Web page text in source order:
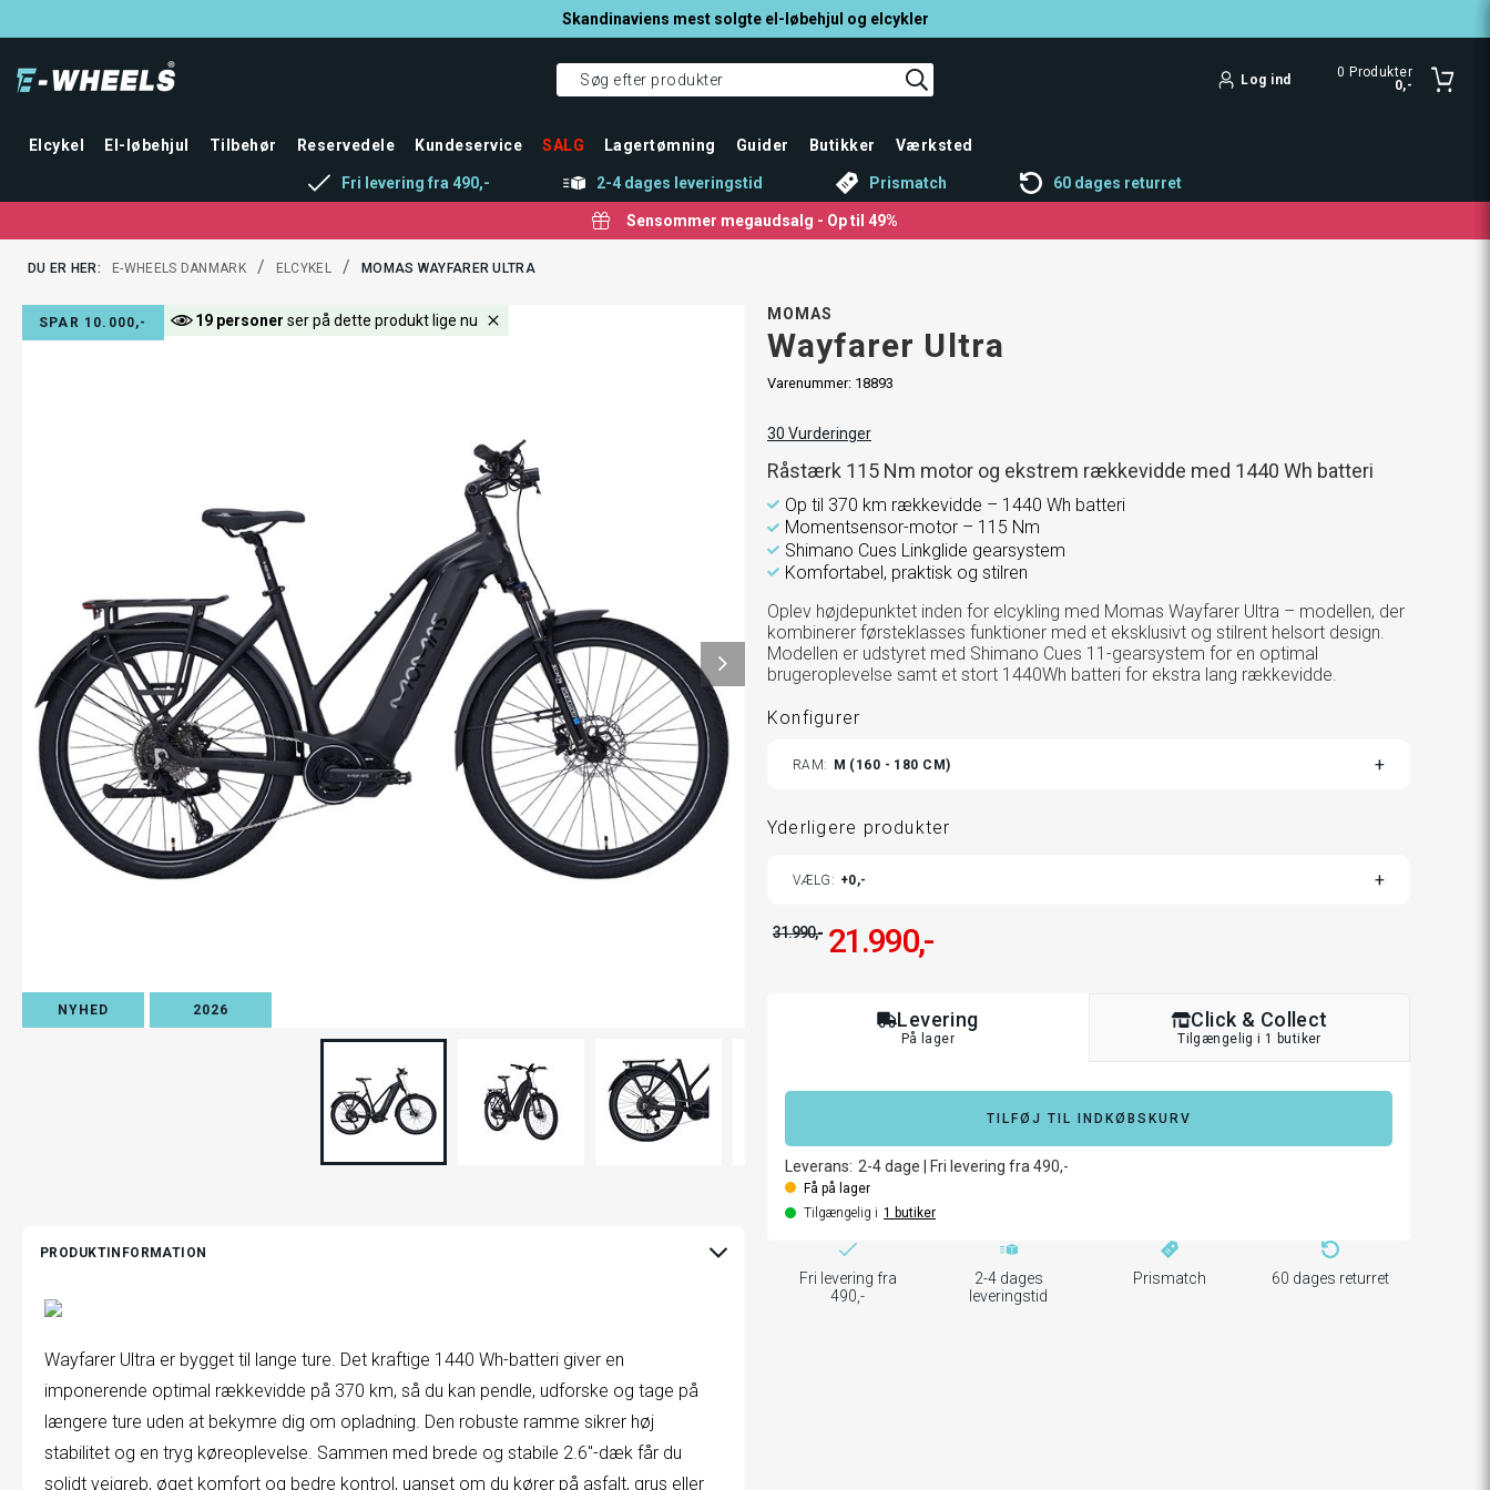
Skandinaviens mest solgte el-løbehjul og elcykler
Log ind 0 Produkter
0,-
Elcykel El-løbehjul Tilbehør Reservedele Kundeservice SALG Lagertømning Guider Butikker Værksted
Fri levering fra 490,- 2-4 dages leveringstid Prismatch 60 dages returret
Sensommer megaudsalg - Op til 49%
DU ER HER: E-WHEELS DANMARK / ELCYKEL / MOMAS WAYFARER ULTRA
SPAR 10.000,- 19 personer ser på dette produkt lige nu
NYHED 2026
PRODUKTINFORMATION
Wayfarer Ultra er bygget til lange ture. Det kraftige 1440 Wh-batteri giver en
imponerende optimal rækkevidde på 370 km, så du kan pendle, udforske og tage på
længere ture uden at bekymre dig om opladning. Den robuste ramme sikrer høj
stabilitet og en tryg køreoplevelse. Sammen med brede og stabile 2.6"-dæk får du
solidt vejgreb, øget komfort og bedre kontrol, uanset om du kører på asfalt, grus eller
MOMAS
Wayfarer Ultra
Varenummer: 18893
30 Vurderinger
Råstærk 115 Nm motor og ekstrem rækkevidde med 1440 Wh batteri
Op til 370 km rækkevidde – 1440 Wh batteri
Momentsensor-motor – 115 Nm
Shimano Cues Linkglide gearsystem
Komfortabel, praktisk og stilren
Oplev højdepunktet inden for elcykling med Momas Wayfarer Ultra – modellen, der
kombinerer førsteklasses funktioner med et eksklusivt og stilrent helsort design.
Modellen er udstyret med Shimano Cues 11-gearsystem for en optimal
brugeroplevelse samt et stort 1440Wh batteri for ekstra lang rækkevidde.
Konfigurer
RAM M (160 - 180 CM)TOGGLE
VARIANTS
Yderligere produkter
VÆLG 0,-
MODAL
31.990,- 21.990,-
Levering
På lager
TILFØJ TIL INDKØBSKURV
Leverans: 2-4dage Fri levering fra 490,-
Få på lager
Tilgængelig i 1 butiker
Click & Collect
Tilgængelig i 1 butiker
Fri levering fra
490,-
2-4 dages
leveringstid
Prismatch 60 dages returret